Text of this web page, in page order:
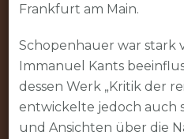
Frankfurt am Main.
Schopenhauer war stark
Immanuel Kants
dessen Werk „Kritik der
entwickelte jedoch auch
und Ansichten über die